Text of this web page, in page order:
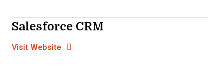
Salesforce CRM
Visit Website Opens New Window